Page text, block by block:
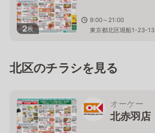
2枚
9:00～21:00
東京都北区堀船1-23-13
北区のチラシを見る
オーケー
北赤羽店